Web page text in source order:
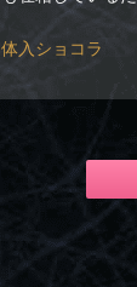
体入ショコラ